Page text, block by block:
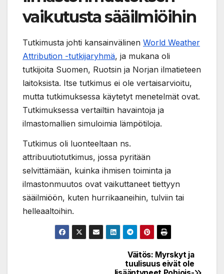
vaikutusta sääilmiöihin
Tutkimusta johti kansainvälinen World Weather
Attribution -tutkijaryhmä, ja mukana oli
tutkijoita Suomen, Ruotsin ja Norjan ilmatieteen
laitoksista. Itse tutkimus ei ole vertaisarvioitu,
mutta tutkimuksessa käytetyt menetelmät ovat.
Tutkimuksessa vertailtiin havaintoja ja
ilmastomallien simuloimia lämpötiloja.
Tutkimus oli luonteeltaan ns.
attribuutiotutkimus, jossa pyritään
selvittämään, kuinka ihmisen toiminta ja
ilmastonmuutos ovat vaikuttaneet tiettyyn
sääilmiöön, kuten hurrikaaneihin, tulviin tai
helleaaltoihin.
Väitös: Myrskyt ja
tuulisuus eivät ole